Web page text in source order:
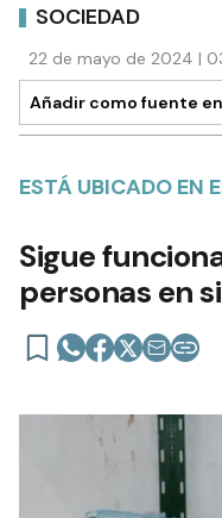
SOCIEDAD
22 de mayo de 2024 |
Añadir como fuente en
ESTÁ UBICADO EN
Sigue
personas en